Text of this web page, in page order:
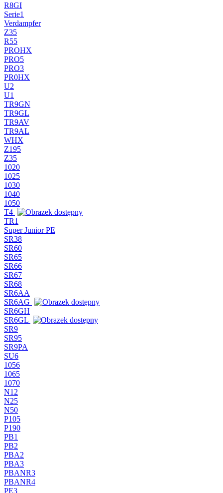
R8GI
Serie1
Verdampfer
Z35
R55
PROHX
PRO5
PRO3
PR0HX
U2
U1
TR9GN
TR9GL
TR9AV
TR9AL
WHX
Z195
Z35
1020
1025
1030
1040
1050
T4
TR1
Super Junior PE
SR38
SR60
SR65
SR66
SR67
SR68
SR6AA
SR6AG
SR6GH
SR6GL
SR9
SR95
SR9PA
SU6
1056
1065
1070
N12
N25
N50
P105
P190
PB1
PB2
PBA2
PBA3
PBANR3
PBANR4
PE3